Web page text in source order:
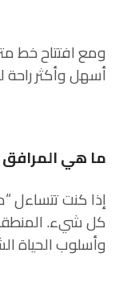
ومع افتتاح خط
أسهل وأكثر راحة
ما هي المرافق
إذا كنت تتساءل
كل شيء.
وأسلوب الحياة